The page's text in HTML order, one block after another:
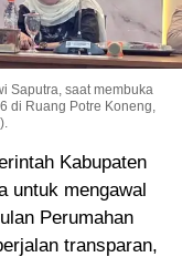
Saputra, saat membuka
di Ruang Potre Koneng,
Kabupaten
untuk mengawal
Perumahan
transparan,